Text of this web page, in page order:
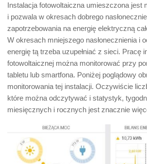
Instalacja fotowoltaiczna umieszczona jest
i pozwala w okresach dobrego
zapotrzebowania na energię elektryczną
W okresach mniejszego nasłonecznienia i
energię tą trzeba uzupełniać z sieci. Pracę
fotowoltaicznej można monitorować przy
tabletu lub smartfona. Poniżej poglądowy
monitorowania tej instalacji. Oczywiście
które można odczytywać i statystyk,
miesięcznych i rocznych jest znacznie